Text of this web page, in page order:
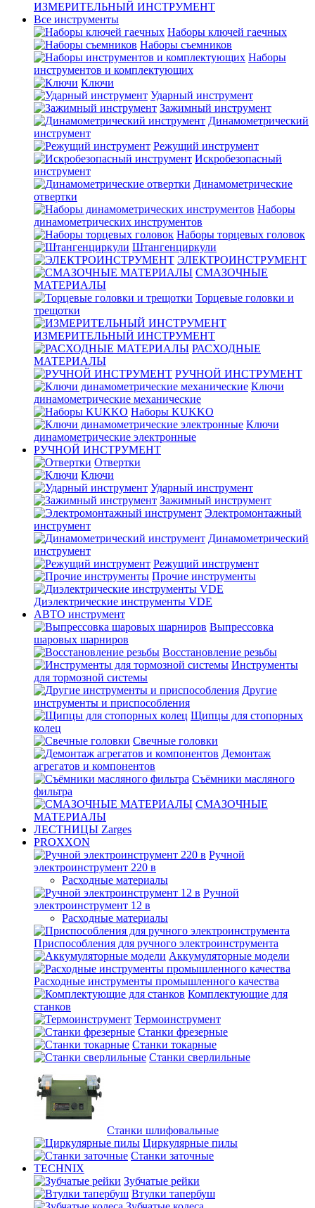
ИЗМЕРИТЕЛЬНЫЙ ИНСТРУМЕНТ
Все инструменты
Наборы ключей гаечных
Наборы съемников
Наборы
инструментов и комплектующих
Ключи
Ударный инструмент
Зажимный инструмент
Динамометрический
инструмент
Режущий инструмент
Искробезопасный
инструмент
Динамометрические
отвертки
Наборы
динамометрических инструментов
Наборы торцевых головок
Штангенциркули
ЭЛЕКТРОИНСТРУМЕНТ
СМАЗОЧНЫЕ
МАТЕРИАЛЫ
Торцевые головки и
трещотки
ИЗМЕРИТЕЛЬНЫЙ ИНСТРУМЕНТ
РАСХОДНЫЕ
МАТЕРИАЛЫ
РУЧНОЙ ИНСТРУМЕНТ
Ключи
динамометрические механические
Наборы KUKKO
Ключи
динамометрические электронные
РУЧНОЙ ИНСТРУМЕНТ
Отвертки
Ключи
Ударный инструмент
Зажимный инструмент
Электромонтажный
инструмент
Динамометрический
инструмент
Режущий инструмент
Прочие инструменты
Диэлектрические инструменты VDE
АВТО инструмент
Выпрессовка
шаровых шарниров
Восстановление резьбы
Инструменты
для тормозной системы
Другие
инструменты и приспособления
Щипцы для стопорных
колец
Свечные головки
Демонтаж
агрегатов и компонентов
Съёмники масляного
фильтра
СМАЗОЧНЫЕ
МАТЕРИАЛЫ
ЛЕСТНИЦЫ Zarges
PROXXON
Ручной
электроинструмент 220 в
Расходные материалы
Ручной
электроинструмент 12 в
Расходные материалы
Приспособления для ручного электроинструмента
Аккумуляторные модели
Расходные инструменты промышленного качества
Комплектующие для
станков
Термоинструмент
Станки фрезерные
Станки токарные
Станки сверлильные
Станки шлифовальные
Циркулярные пилы
Станки заточные
TECHNIX
Зубчатые рейки
Втулки тапербуш